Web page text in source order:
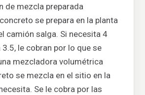
de mezcla preparada
se prepara en la planta
camión salga. Si necesita 4
le cobran por lo que se
mezcladora volumétrica
se mezcla en el sitio en la
Se le cobra por las